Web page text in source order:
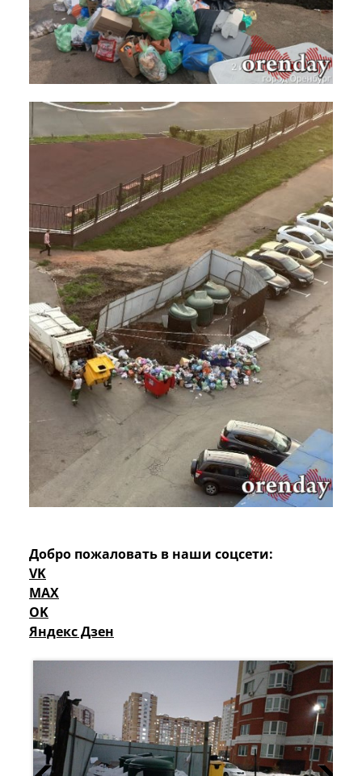
Добро пожаловать в наши соцсети:
VK
MAX
OK
Яндекс Дзен